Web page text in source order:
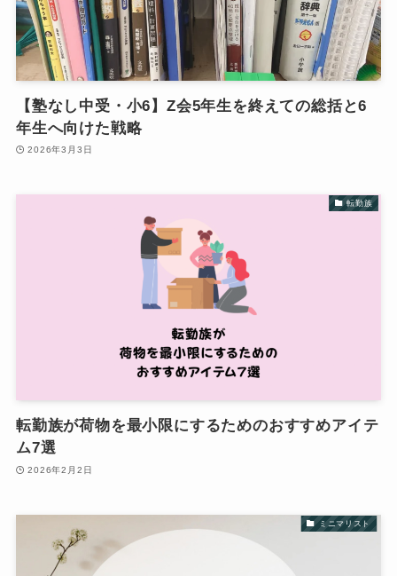
【塾なし中受・小6】Z会5年生を終えての総括と6
年生へ向けた戦略
2026年3月3日
転勤族
転勤族が荷物を最小限にするためのおすすめアイテ
ム7選
2026年2月2日
ミニマリスト